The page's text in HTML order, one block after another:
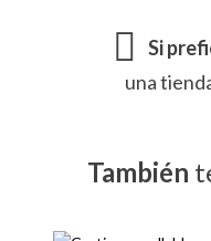
Si
una
También